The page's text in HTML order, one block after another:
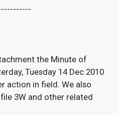
the Minute of
Tuesday 14 Dec 2010
action in field. We also
3W and other related